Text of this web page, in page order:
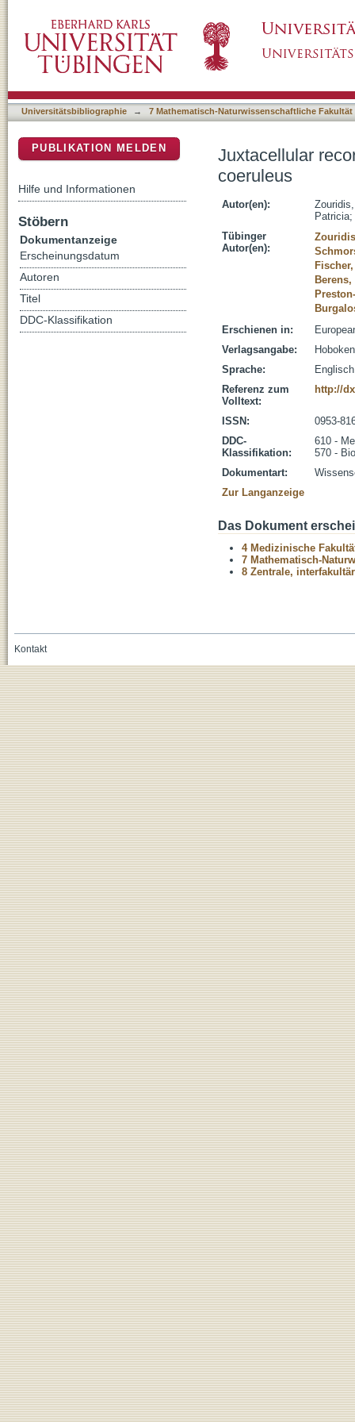
Universitätsbibliographie → 7 Mathematisch-Naturwissenschaftliche Fakultät
Juxtacellular
coeruleus
Autor(en):
Patricia;
Tübinger
Autor(en):
Erschienen in:
Verlagsangabe:
Sprache:
Englisch
Referenz zum
Volltext:
http://
ISSN:
0953-
DDC-
Klassifikation:
610 -
570 -
Dokumentart:
Zur Langanzeige
Das Dokument
4 Medizinische
7 Mathematisch-
8 Zentrale,
PUBLIKATION MELDEN
Hilfe und Informationen
Stöbern
Dokumentanzeige
Erscheinungsdatum
Autoren
Titel
DDC-Klassifikation
Kontakt